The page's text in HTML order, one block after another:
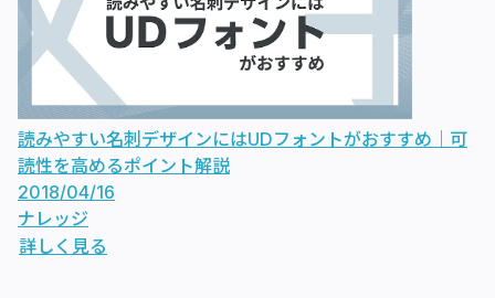
読みやすい名刺デザインにはUDフォントがおすすめ｜可
読性を高めるポイント解説
2018/04/16
ナレッジ
詳しく見る